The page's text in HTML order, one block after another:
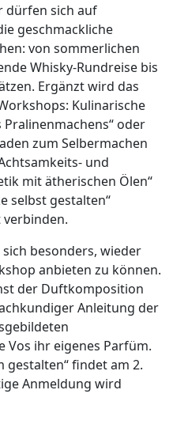
dürfen sich auf
geschmackliche
von sommerlichen
Whisky-Rundreise bis
Ergänzt wird das
Kulinarische
oder
zum Selbermachen
und
mit ätherischen Ölen“
selbst gestalten“
besonders, wieder
anbieten zu können.
der Duftkomposition
Anleitung der
Vos ihr eigenes Parfüm.
gestalten“ findet am 2.
Anmeldung wird